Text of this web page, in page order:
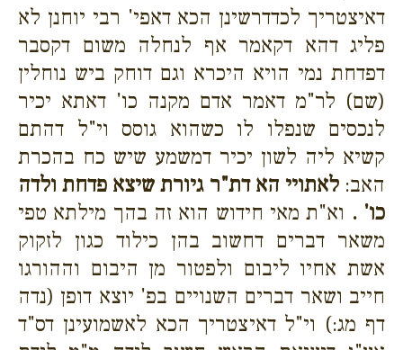
דאיצטריך לכדדרשינן הכא דאפי' רבי יוחנן לא
פליג דהא דקאמר אף לנחלה משום דקסבר
דפדחת נמי הויא היכרא וגם דוחק ביש נוחלין
(שם) לר"מ דאמר אדם מקנה כו' דאתא יכיר
לנכסים שנפלו לו כשהוא גוסס וי"ל דהתם
קשיא ליה לשון יכיר דמשמע שיש כח בהכרת
האב:לאתויי הא דת"ר גיורת שיצא פדחת ולדה
כו' . וא"ת מאי חידוש הוא זה בהך מילתא טפי
משאר דברים דחשוב בהן כילוד כגון לזקוק
אשת אחיו ליבום ולפטור מן היבום וההורגו
חייב ושאר דברים השנויים בפ' יוצא דופן (נדה
דף מג:) וי"ל דאיצטריך הכא לאשמועינן דס"ד